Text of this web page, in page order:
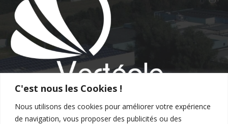
C'est nous les Cookies !
Nous utilisons des cookies pour améliorer votre expérience
de navigation, vous proposer des publicités ou des